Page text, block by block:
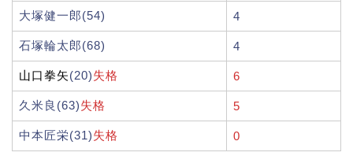
大塚健一郎(54) 4
石塚輪太郎(68) 4
山口拳矢(20)失格 6
久米良(63)失格 5
中本匠栄(31)失格 0